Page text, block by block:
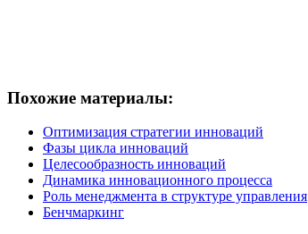
Похожие материалы:
Оптимизация стратегии инноваций
Фазы цикла инноваций
Целесообразность инноваций
Динамика инновационного процесса
Роль менеджмента в структуре управления
Бенчмаркинг